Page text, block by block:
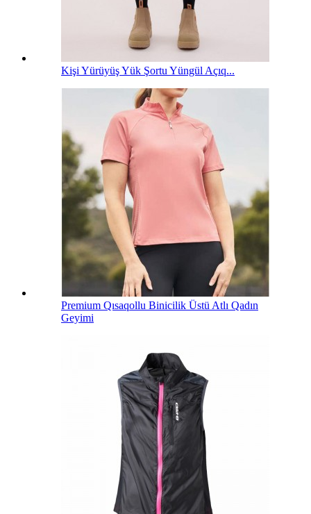
Kişi Yürüyüş Yük Şortu Yüngül Açıq...
Premium Qısaqollu Binicilik Üstü Atlı Qadın
Geyimi